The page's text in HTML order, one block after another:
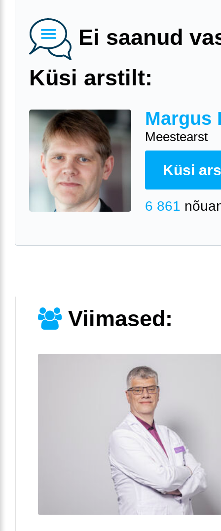
Ei saanud
Küsi arstilt:
Margus
Meestearst
Küsi
6 861
Viimased: